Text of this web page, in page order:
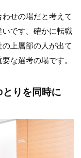
せの場だと考えて
です。確かに転職
上層部の人が出て
な選考の場です。
りを同時に